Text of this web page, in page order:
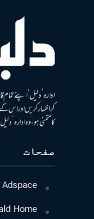
ادارہ ’دلیل‘ اپنے
کر اظہار کریں اور اس
کا متمنی ہو، وہ ادارہ
صفحات
Home